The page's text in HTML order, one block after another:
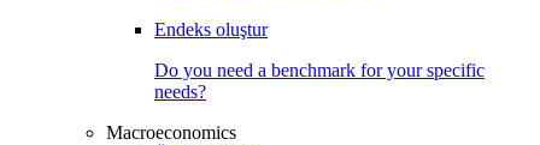
Endeks oluştur
Do you need a benchmark for your specific
needs?
Macroeconomics